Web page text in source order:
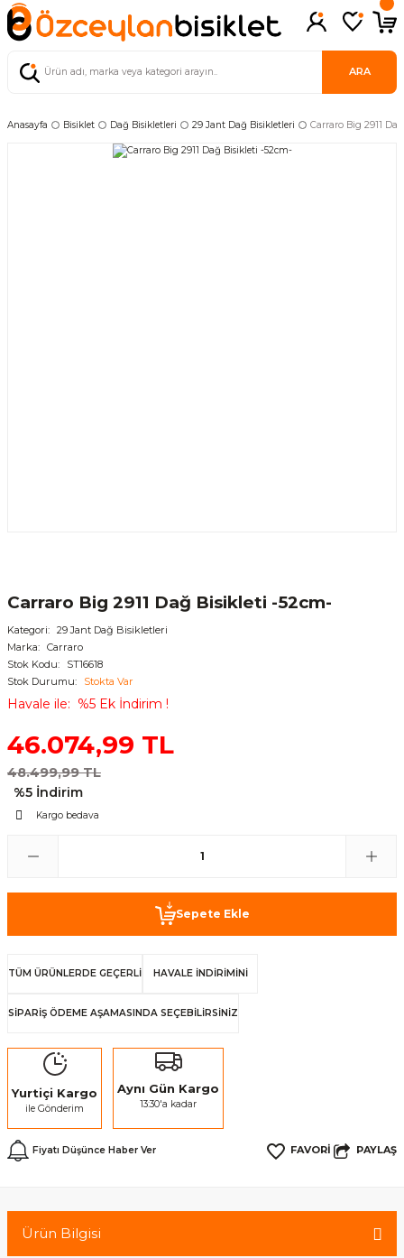
ARA
Anasayfa Bisiklet Dağ Bisikletleri 29 Jant Dağ Bisikletleri Carraro Big 2911
Carraro Big 2911 Dağ Bisikleti -52cm-
Kategori
29 Jant Dağ Bisikletleri
Marka
Carraro
Stok Kodu
ST16618
Stok Durumu
Stokta Var
Havale ile %5 Ek İndirim !
46.074,99 TL
48.499,99 TL
%5 İndirim
Kargo bedava
Sepete Ekle
TÜM ÜRÜNLERDE GEÇERLİ HAVALE İNDİRİMİNİ
SİPARİŞ ÖDEME AŞAMASINDA SEÇEBİLİRSİNİZ
Yurtiçi Kargo
ile Gönderim
Aynı Gün Kargo
13:30'a kadar
Fiyatı Düşünce Haber Ver PAYLAŞ
Ürün Bilgisi